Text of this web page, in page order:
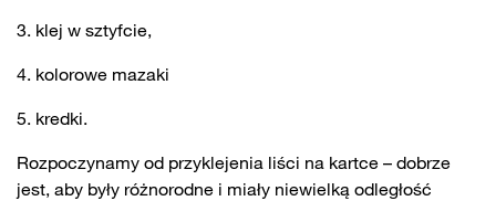
klej w sztyfcie,
kolorowe mazaki
kredki.
Rozpoczynamy od przyklejenia liści na kartce – dobrze
jest, aby były różnorodne i miały niewielką odległość